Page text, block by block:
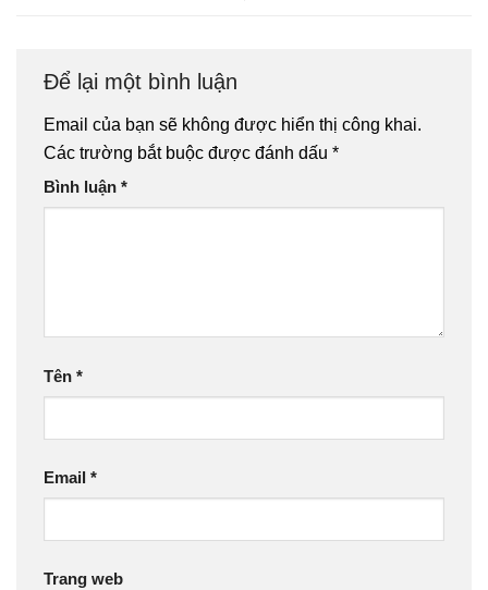
Để lại một bình luận
Email của bạn sẽ không được hiển thị công khai.
Các trường bắt buộc được đánh dấu *
Bình luận *
Tên *
Email *
Trang web